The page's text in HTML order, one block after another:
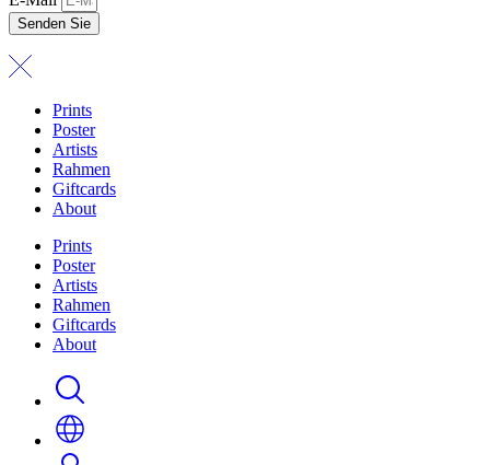
Senden Sie
Prints
Poster
Artists
Rahmen
Giftcards
About
Prints
Poster
Artists
Rahmen
Giftcards
About